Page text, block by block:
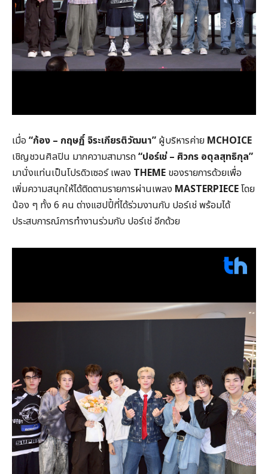
เมื่อ “ก้อง – กฤษฏิ์ จิระเกียรติวัฒนา” ผู้บริหารค่าย MCHOICE
เชิญชวนศิลปิน มากความสามารถ“ปอร์เช่ – ศิวกร อดุลสุทธิกุล”
มานั่งแท่นเป็นโปรดิวเซอร์ เพลง THEME ของรายการด้วยเพื่อ
เพิ่มความสนุกให้ได้ติดตามรายการผ่านเพลง MASTERPIECEโดย
น้อง ๆ ทั้ง 6 คน ต่างแฮปปี้ที่ได้ร่วมงานกับ ปอร์เช่ พร้อมได้
ประสบการณ์การทำงานร่วมกับ ปอร์เช่ อีกด้วย